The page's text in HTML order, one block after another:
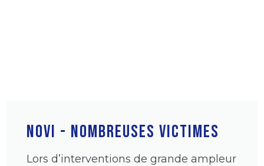
NOVI - NOMBREUSES VICTIMES
Lors d’interventions de grande ampleur